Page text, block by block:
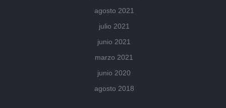
agosto 2021
julio 2021
junio 2021
marzo 2021
junio 2020
agosto 2018